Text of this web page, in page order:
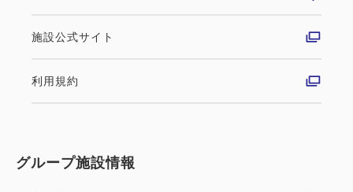
施設公式サイト
利用規約
グループ施設情報